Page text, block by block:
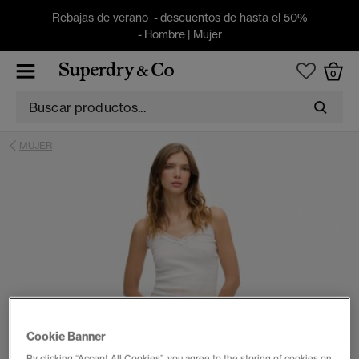
Rebajas de verano - descuentos de hasta el 50%
- Hombre| Mujer
0
MUJER
Cookie Banner